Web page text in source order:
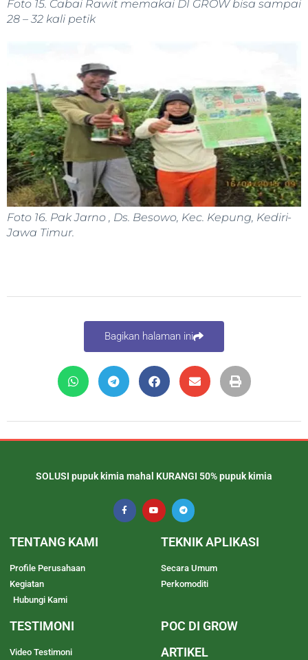
Foto 15. Cabai Rawit memakai DI GROW bisa sampai
28 – 32 kali petik
Foto 16. Pak Jarno , Ds. Besowo, Kec. Kepung, Kediri-
Jawa Timur.
Bagikan halaman ini
SOLUSI pupuk kimia mahal KURANGI 50% pupuk kimia
TENTANG KAMI
Profile Perusahaan
Kegiatan
Hubungi Kami
TEKNIK APLIKASI
Secara Umum
Perkomoditi
TESTIMONI
Video Testimoni
POC DI GROW
ARTIKEL